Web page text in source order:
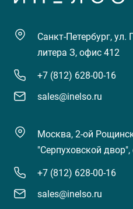
Санкт-Петербург, ул.
литера З, офис 412
+7 (812) 628-00-16
sales@inelso.ru
Москва, 2-ой
"Серпуховской
+7 (812) 628-00-16
sales@inelso.ru